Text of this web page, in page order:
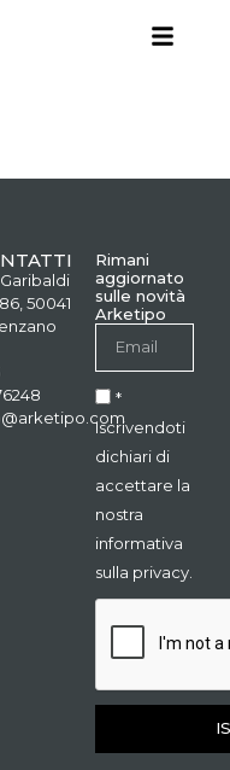
50041
Rimani
aggiornato
sulle novità
Arketipo
*
Iscrivendoti
dichiari di
accettare la
nostra
informativa
sulla privacy.